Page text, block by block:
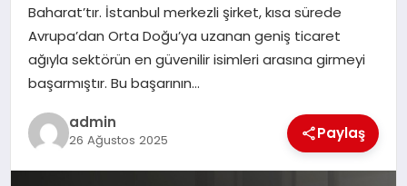
Baharat’tır. İstanbul merkezli şirket, kısa sürede
Avrupa’dan Orta Doğu’ya uzanan geniş ticaret
ağıyla sektörün en güvenilir isimleri arasına girmeyi
başarmıştır. Bu başarının…
admin
26 Ağustos 2025 Paylaş